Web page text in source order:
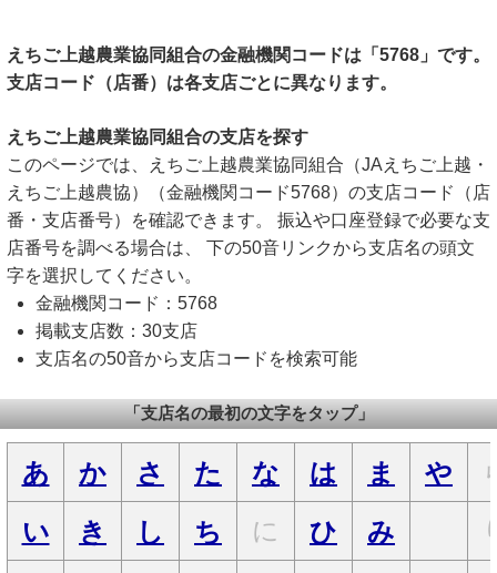
えちご上越農業協同組合の金融機関コードは「5768」です。
支店コード（店番）は各支店ごとに異なります。
えちご上越農業協同組合の支店を探す
このページでは、えちご上越農業協同組合（JAえちご上越・
えちご上越農協）（金融機関コード5768）の支店コード（店
番・支店番号）を確認できます。 振込や口座登録で必要な支
店番号を調べる場合は、 下の50音リンクから支店名の頭文
字を選択してください。
金融機関コード：5768
掲載支店数：30支店
支店名の50音から支店コードを検索可能
「支店名の最初の文字をタップ」
あ か さ た な は ま や
い
き し ち に ひ み